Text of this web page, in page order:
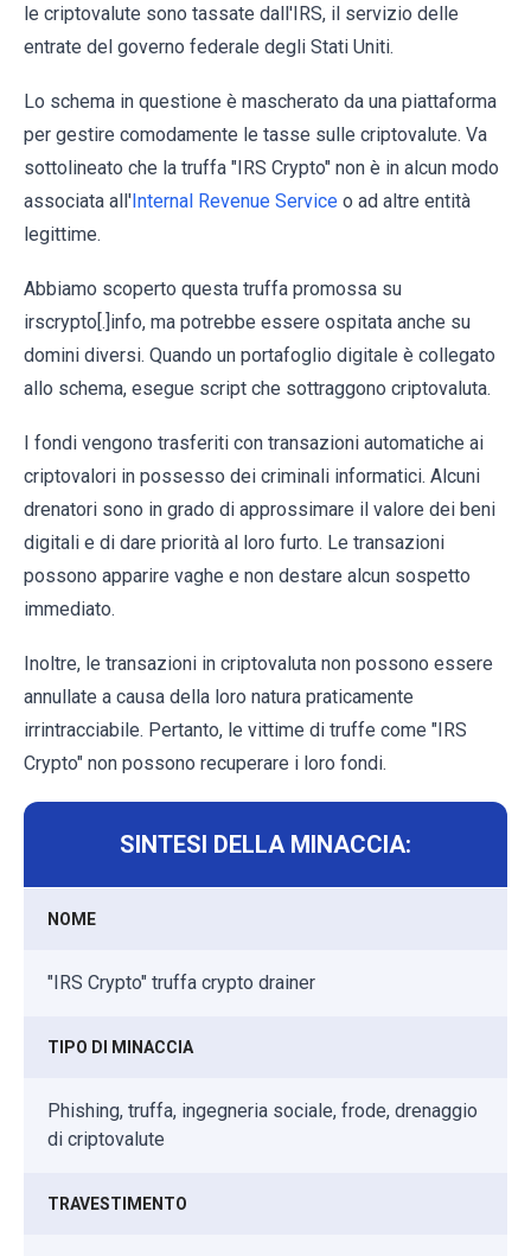
le criptovalute sono tassate dall'IRS, il servizio delle
entrate del governo federale degli Stati Uniti.
Lo schema in questione è mascherato da una piattaforma
per gestire comodamente le tasse sulle criptovalute. Va
sottolineato che la truffa "IRS Crypto" non è in alcun modo
associata all'Internal Revenue Service o ad altre entità
legittime.
Abbiamo scoperto questa truffa promossa su
irscrypto[.]info, ma potrebbe essere ospitata anche su
domini diversi. Quando un portafoglio digitale è collegato
allo schema, esegue script che sottraggono criptovaluta.
I fondi vengono trasferiti con transazioni automatiche ai
criptovalori in possesso dei criminali informatici. Alcuni
drenatori sono in grado di approssimare il valore dei beni
digitali e di dare priorità al loro furto. Le transazioni
possono apparire vaghe e non destare alcun sospetto
immediato.
Inoltre, le transazioni in criptovaluta non possono essere
annullate a causa della loro natura praticamente
irrintracciabile. Pertanto, le vittime di truffe come "IRS
Crypto" non possono recuperare i loro fondi.
SINTESI DELLA MINACCIA:
NOME
"IRS Crypto" truffa crypto drainer
TIPO DI MINACCIA
Phishing, truffa, ingegneria sociale, frode, drenaggio
di criptovalute
TRAVESTIMENTO